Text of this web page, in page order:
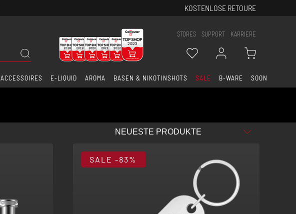
KOSTENLOSE RETOURE
STORES SUPPORT KARRIERE
ACCESSOIRES E-LIQUID AROMA BASEN & NIKOTINSHOTS SALE B-WARE SOON
SALE-83%